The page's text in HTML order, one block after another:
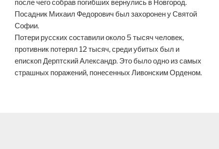
после чего собрав погибших вернулись в Новгород.
Посадник Михаил Федорович был захоронен у Святой
Софии.
Потери русских составили около 5 тысяч человек,
противник потерял 12 тысяч, среди убитых был и
епископ Дерптский Александр. Это было одно из самых
страшных поражений, понесенных Ливонским Орденом.